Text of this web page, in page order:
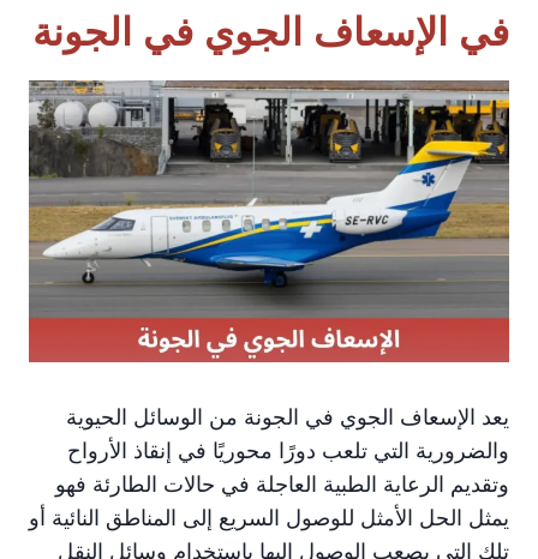
في الإسعاف الجوي في الجونة
يعد الإسعاف الجوي في الجونة من الوسائل الحيوية
والضرورية التي تلعب دورًا محوريًا في إنقاذ الأرواح
وتقديم الرعاية الطبية العاجلة في حالات الطارئة فهو
يمثل الحل الأمثل للوصول السريع إلى المناطق النائية أو
تلك التي يصعب الوصول إليها باستخدام وسائل النقل